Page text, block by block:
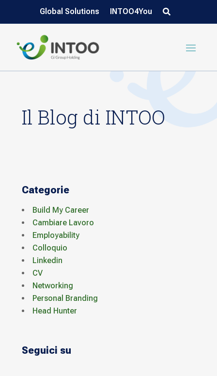
Global Solutions INTOO4You
Il Blog di INTOO
Categorie
Build My Career
Cambiare Lavoro
Employability
Colloquio
Linkedin
CV
Networking
Personal Branding
Head Hunter
Seguici su